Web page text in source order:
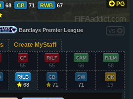
68 CB 71 RWB 67 PG
FIFAaddict.com
Barclays Premier League VS
Create MyStaff
CF
55
R/LF
55
CAM
56
R/LM
58
R/LB
68
CB
71
SW
71
GK
19